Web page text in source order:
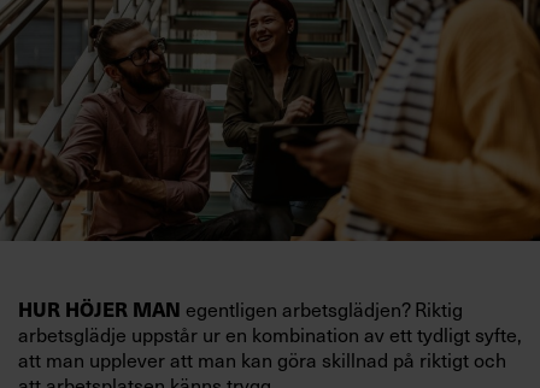
HUR HÖJER MAN egentligen arbetsglädjen? Riktig
arbetsglädje uppstår ur en kombination av ett tydligt syfte,
att man upplever att man kan göra skillnad på riktigt och